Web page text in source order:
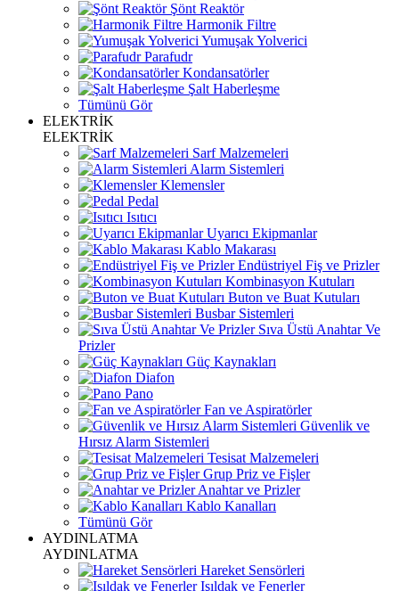
Şönt Reaktör
Harmonik Filtre
Yumuşak Yolverici
Parafudr
Kondansatörler
Şalt Haberleşme
Tümünü Gör
ELEKTRİK
ELEKTRİK
Sarf Malzemeleri
Alarm Sistemleri
Klemensler
Pedal
Isıtıcı
Uyarıcı Ekipmanlar
Kablo Makarası
Endüstriyel Fiş ve Prizler
Kombinasyon Kutuları
Buton ve Buat Kutuları
Busbar Sistemleri
Sıva Üstü Anahtar Ve
Prizler
Güç Kaynakları
Diafon
Pano
Fan ve Aspiratörler
Güvenlik ve
Hırsız Alarm Sistemleri
Tesisat Malzemeleri
Grup Priz ve Fişler
Anahtar ve Prizler
Kablo Kanalları
Tümünü Gör
AYDINLATMA
AYDINLATMA
Hareket Sensörleri
Işıldak ve Fenerler